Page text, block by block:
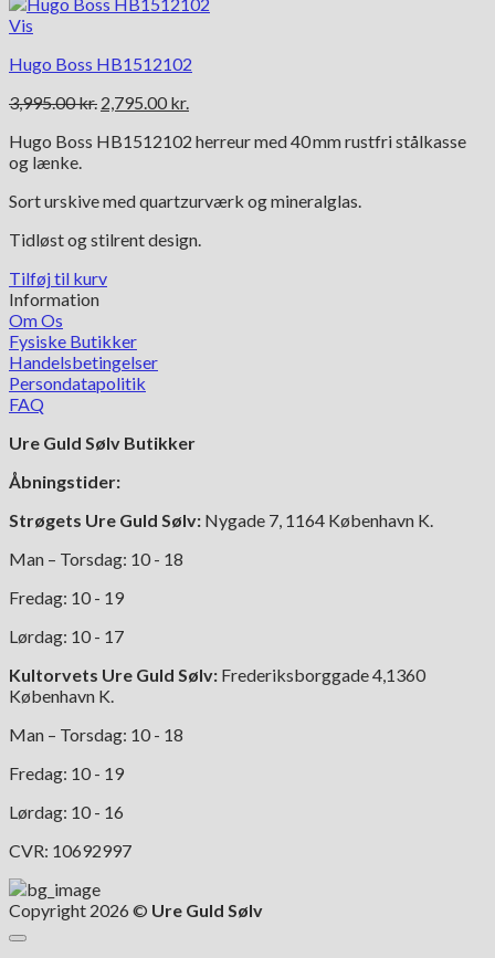
Vis
Hugo Boss HB1512102
3,995.00kr. Den
pris
2,795.00 kr.
pris
Hugo Boss HB1512102 herreur med 40 mm rustfri stålkasse
og lænke.
Sort urskive med quartzurværk og mineralglas.
Tidløst og stilrent design.
Tilføj til kurv
Information
Om Os
Fysiske Butikker
Handelsbetingelser
Persondatapolitik
FAQ
Ure Guld Sølv Butikker
Åbningstider:
Strøgets Ure Guld Sølv: Nygade 7, 1164 København K.
Man – Torsdag: 10 - 18
Fredag: 10 - 19
Lørdag: 10 - 17
Kultorvets Ure Guld Sølv: Frederiksborggade 4,1360
København K.
Man – Torsdag: 10 - 18
Fredag: 10 - 19
Lørdag: 10 - 16
CVR: 10692997
Copyright 2026 © Ure Guld Sølv